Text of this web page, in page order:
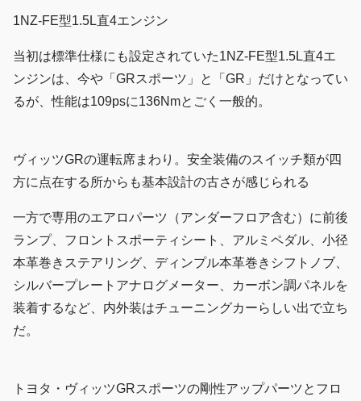
1NZ-FE型1.5L直4エンジン
当初は標準仕様にも設定されていた1NZ-FE型1.5L直4エ
ンジンは、今や「GRスポーツ」と「GR」だけとなってい
るが、性能は109psに136Nmとごく一般的。
ヴィッツGRの運転席まわり。安全装備のスイッチ類が四
方に点在する所からも基本設計の古さが感じられる
一方で専用のエアロパーツ（アンダーフロア含む）に前後
ランプ、フロントスポーティシート、アルミペダル、小径
本革巻きステアリング、ディンプル本革巻きシフトノブ、
シルバープレートアナログメーター、カーボン調パネルを
装着するなど、内外装はチューニングカーらしい出で立ち
だ。
トヨタ・ヴィッツGRスポーツの剛性アップパーツとフロ